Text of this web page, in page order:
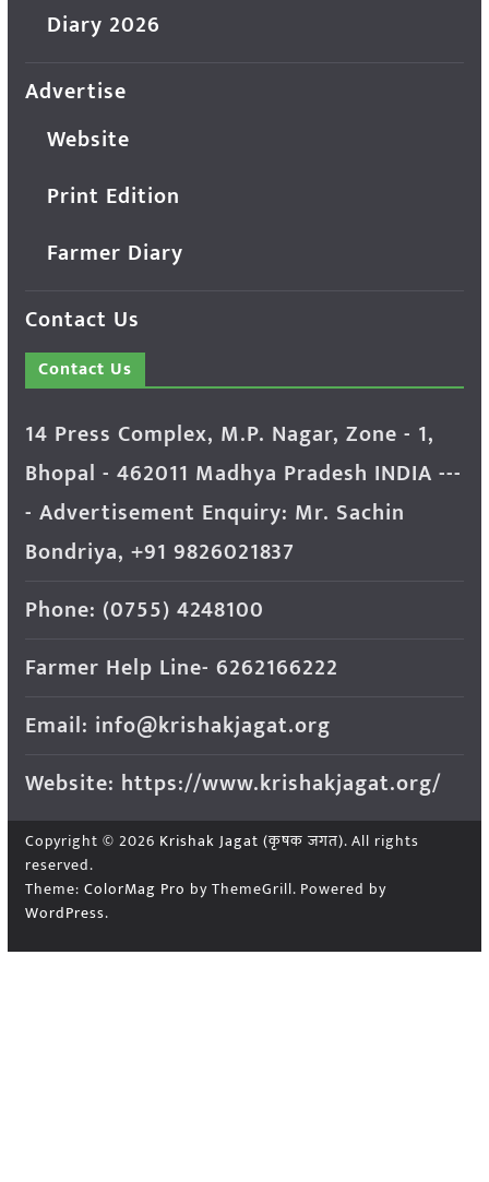
Diary 2026
Advertise
Website
Print Edition
Farmer Diary
Contact Us
Contact Us
14 Press Complex, M.P. Nagar, Zone - 1,
Bhopal - 462011 Madhya Pradesh INDIA ---
- Advertisement Enquiry: Mr. Sachin
Bondriya, +91 9826021837
Phone: (0755) 4248100
Farmer Help Line- 6262166222
Email: info@krishakjagat.org
Website: https://www.krishakjagat.org/
Copyright © 2026 Krishak Jagat (कृषक जगत). All rights
reserved.
Theme: ColorMag Pro by ThemeGrill. Powered by
WordPress.